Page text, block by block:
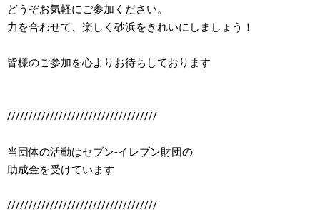
どうぞお気軽にご参加ください。
力を合わせて、楽しく砂浜をきれいにしましょう！
皆様のご参加を心よりお待ちしております
///////////////////////////////////
当団体の活動はセブン-イレブン財団の
助成金を受けています
///////////////////////////////////